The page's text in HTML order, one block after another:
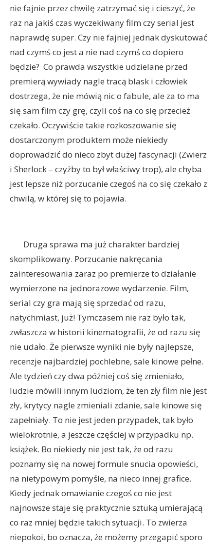
nie fajnie przez chwilę zatrzymać się i cieszyć, że
raz na jakiś czas wyczekiwany film czy serial jest
naprawdę super. Czy nie fajniej jednak dyskutować
nad czymś co jest a nie nad czymś co dopiero
będzie? Co prawda wszystkie udzielane przed
premierą wywiady nagle tracą blask i człowiek
dostrzega, że nie mówią nic o fabule, ale za to ma
się sam film czy grę, czyli coś na co się przecież
czekało. Oczywiście takie rozkoszowanie się
dostarczonym produktem może niekiedy
doprowadzić do nieco zbyt dużej fascynacji (Zwierz
i Sherlock – czyżby to był właściwy trop), ale chyba
jest lepsze niż porzucanie czegoś na co się czekało z
chwilą, w której się to pojawia.
Druga sprawa ma już charakter bardziej
skomplikowany. Porzucanie nakręcania
zainteresowania zaraz po premierze to działanie
wymierzone na jednorazowe wydarzenie. Film,
serial czy gra mają się sprzedać od razu,
natychmiast, już! Tymczasem nie raz było tak,
zwłaszcza w historii kinematografii, że od razu się
nie udało. Że pierwsze wyniki nie były najlepsze,
recenzje najbardziej pochlebne, sale kinowe pełne.
Ale tydzień czy dwa później coś się zmieniało,
ludzie mówili innym ludziom, że ten zły film nie jest
zły, krytycy nagle zmieniali zdanie, sale kinowe się
zapełniały. To nie jest jeden przypadek, tak było
wielokrotnie, a jeszcze częściej w przypadku np.
książek. Bo niekiedy nie jest tak, że od razu
poznamy się na nowej formule snucia opowieści,
na nietypowym pomyśle, na nieco innej grafice.
Kiedy jednak omawianie czegoś co nie jest
najnowsze staje się praktycznie sztuką umierającą
co raz mniej będzie takich sytuacji. To zwierza
niepokoi, bo oznacza, że możemy przegapić sporo